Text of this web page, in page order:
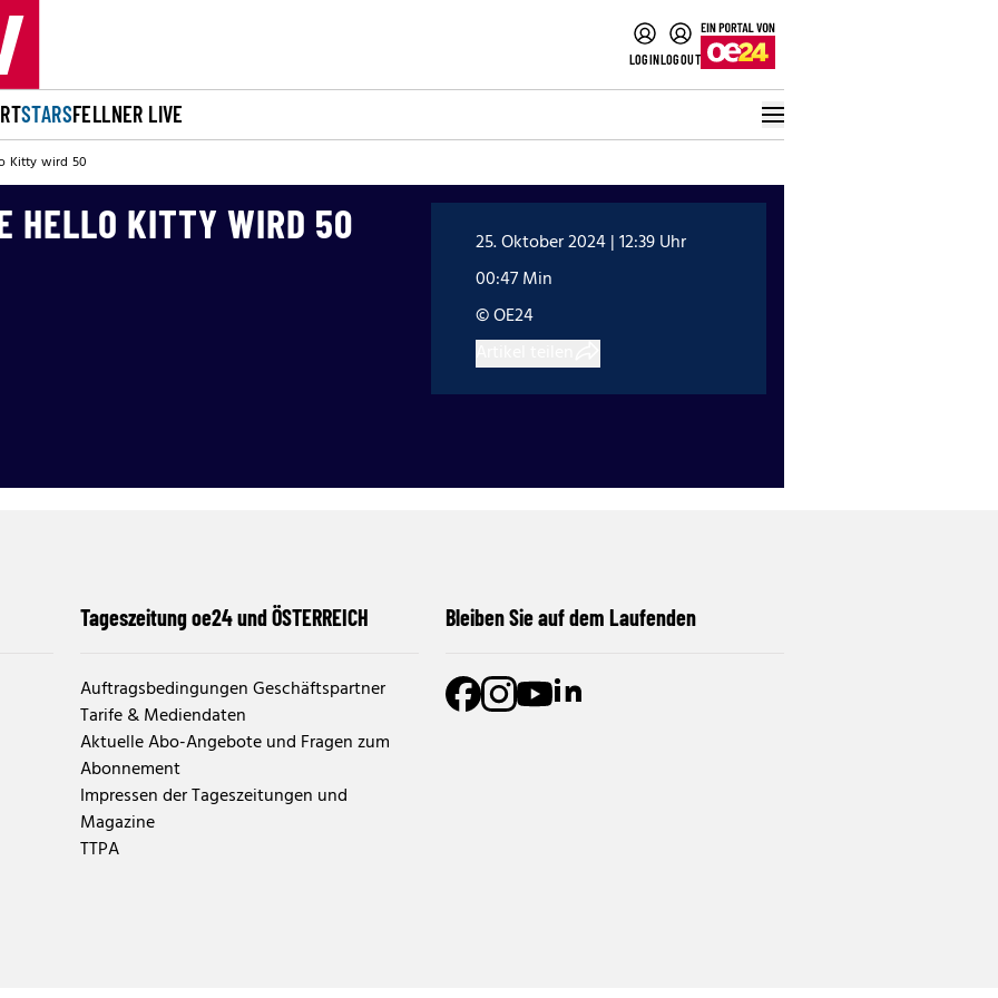
LOGINLOGOUT
STARSFELLNER LIVE
Kitty wird 50
HELLO KITTY WIRD 50
25. Oktober 2024 | 12:39 Uhr
00:47 Min
© OE24
Tageszeitung oe24 und ÖSTERREICH
Auftragsbedingungen Geschäftspartner
Tarife & Mediendaten
Aktuelle Abo-Angebote und Fragen zum
Abonnement
Impressen der Tageszeitungen und
Magazine
TTPA
Bleiben Sie auf dem Laufenden